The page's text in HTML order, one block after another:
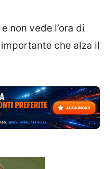
non vede l’ora di
che alza il